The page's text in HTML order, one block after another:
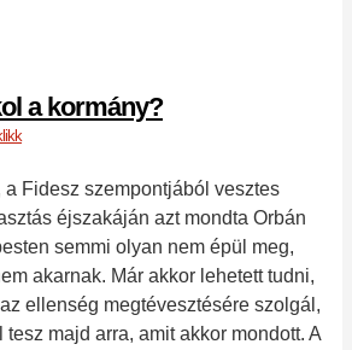
a kormány?
a Fidesz szempontjából vesztes
éjszakáján azt mondta Orbán
semmi olyan nem épül meg,
akarnak. Már akkor lehetett tudni,
ellenség megtévesztésére szolgál,
majd arra, amit akkor mondott. A